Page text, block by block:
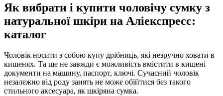
Як вибрати і купити чоловічу сумку з
натуральної шкіри на Аліекспресс:
каталог
Чоловік носити з собою купу дрібниць, які незручно ховати в
кишенях. Та ще не завжди є можливість вмістити в кишені
документи на машину, паспорт, ключі. Сучасний чоловік
незалежно від роду занять не може обійтися без такого
стильного аксесуара, як шкіряна сумка.